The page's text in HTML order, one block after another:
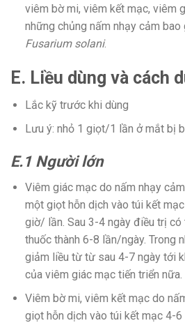
viêm bờ mi, viêm kết mạc, viêm
những chủng nấm nhạy cảm
Fusarium solani.
E. Liều dùng và cách
Lắc kỹ trước khi dùng
Lưu ý: nhỏ 1 giọt/1 lần ở mắt bị
E.1 Người lớn
Viêm giác mạc do nấm nhạy
một giọt hỗn dịch vào túi kết
giờ/ lần. Sau 3-4 ngày điều trị
thuốc thành 6-8 lần/ngày. Trong
giảm liều từ từ sau 4-7 ngày tới
của viêm giác mạc tiến triển nữa.
Viêm bờ mi, viêm kết mạc do
giọt hỗn dịch vào túi kết mạc 4-6